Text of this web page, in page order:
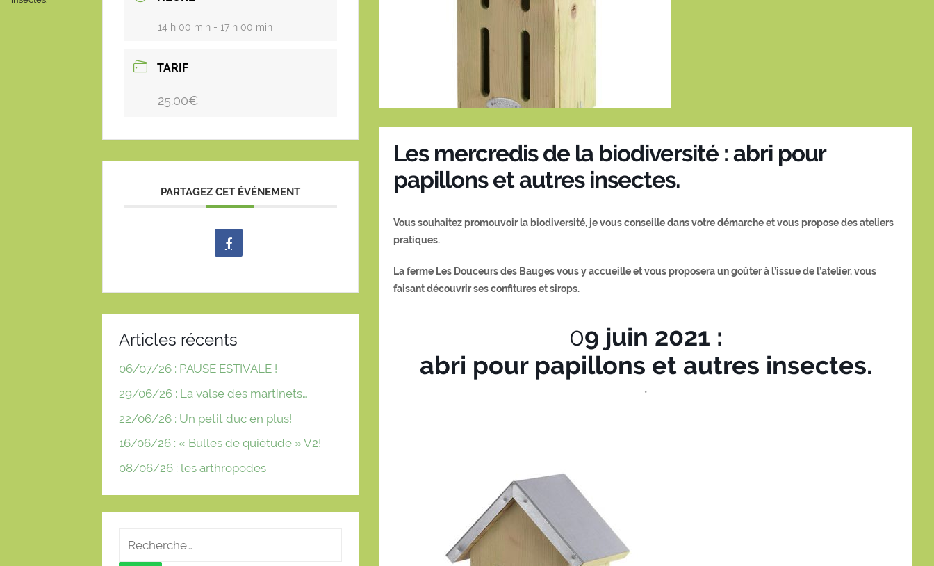
Les mercredis de la biodiversité : abri pour
papillons et autres insectes.
Vous souhaitez promouvoir la biodiversité, je vous conseille dans votre démarche et vous propose des ateliers
pratiques.
La ferme Les Douceurs des Bauges vous y accueille et vous proposera un goûter à l’issue de l’atelier, vous
faisant découvrir ses confitures et sirops.
09 juin 2021 :
abri pour papillons et autres insectes.
*
14 h 00 min - 17 h 00 min
TARIF
25.00€
PARTAGEZ CET ÉVÉNEMENT
Articles récents
06/07/26 : PAUSE ESTIVALE !
29/06/26 : La valse des martinets…
22/06/26 : Un petit duc en plus!
16/06/26 : « Bulles de quiétude » V2!
08/06/26 : les arthropodes